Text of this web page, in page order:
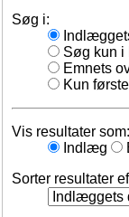
Søg i:
Søg kun i
Emnets
Kun
Vis resultater som:
Indlæg
Sorter resultater